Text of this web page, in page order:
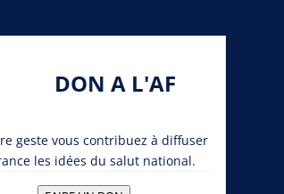
DON A L'AF
geste vous contribuez à diffuser
les idées du salut national.